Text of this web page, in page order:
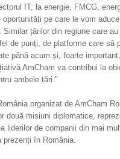
IT, la energie, FMCG,
oportunități pe care le vom
Similar țărilor din regiune care
de punți, de platforme care să
până acum și, foarte
AmCham va contribui la
ambele țări."
organizat de AmCham
două misiuni diplomatice,
liderilor de companii din mai
prezenți în România.